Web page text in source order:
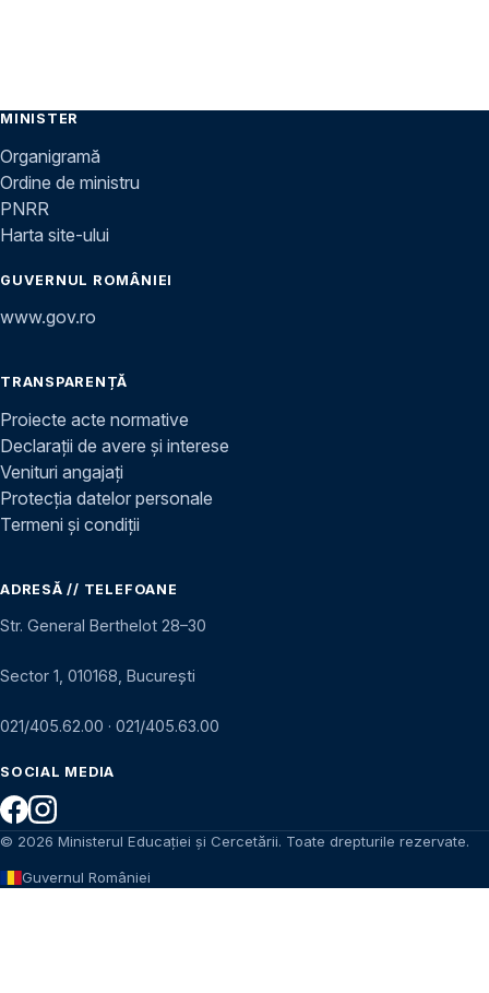
MINISTER
Organigramă
Ordine de ministru
PNRR
Harta site-ului
GUVERNUL ROMÂNIEI
www.gov.ro
TRANSPARENȚĂ
Proiecte acte normative
Declarații de avere și interese
Venituri angajați
Protecția datelor personale
Termeni și condiții
ADRESĂ // TELEFOANE
Str. General Berthelot 28–30
Sector 1, 010168, București
021/405.62.00 · 021/405.63.00
SOCIAL MEDIA
© 2026 Ministerul Educației și Cercetării. Toate drepturile rezervate.
Guvernul României